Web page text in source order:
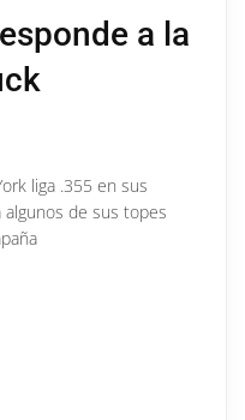
a la
liga .355 en sus
de sus topes